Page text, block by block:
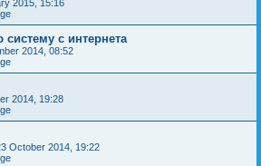
2015, 15:16
с интернета
2014, 08:52
2014, 19:28
October 2014, 19:22